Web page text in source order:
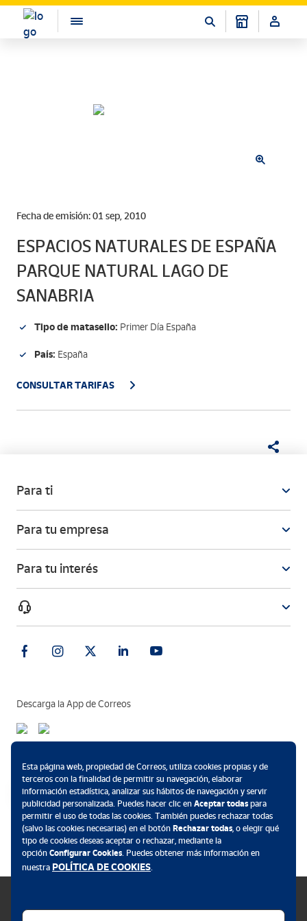
Fecha de emisión: 01 sep, 2010
ESPACIOS NATURALES DE ESPAÑA
PARQUE NATURAL LAGO DE
SANABRIA
Tipo de matasello: Primer Día España
País: España
CONSULTAR TARIFAS
Para ti
Para tu empresa
Para tu interés
Descarga la App de Correos
Esta página web, propiedad de Correos, utiliza cookies propias y de
terceros con la finalidad de permitir su navegación, elaborar
información estadística, analizar sus hábitos de navegación y servir
publicidad personalizada. Puedes hacer clic en Aceptar todaspara
permitir el uso de todas las cookies. También puedes rechazar todas
(salvo las cookies necesarias) en el botón Rechazar todas, o elegir qué
tipo de cookies deseas aceptar o rechazar, mediante la
opción Configurar Cookies. Puedes obtener más información en
nuestra POLÍTICA DE COOKIES.